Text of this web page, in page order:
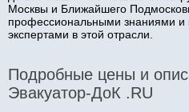
Москвы и Ближайшего
профессиональными знаниями
экспертами в этой отрасли.
Подробные цены и
Эвакуатор-ДоК .RU